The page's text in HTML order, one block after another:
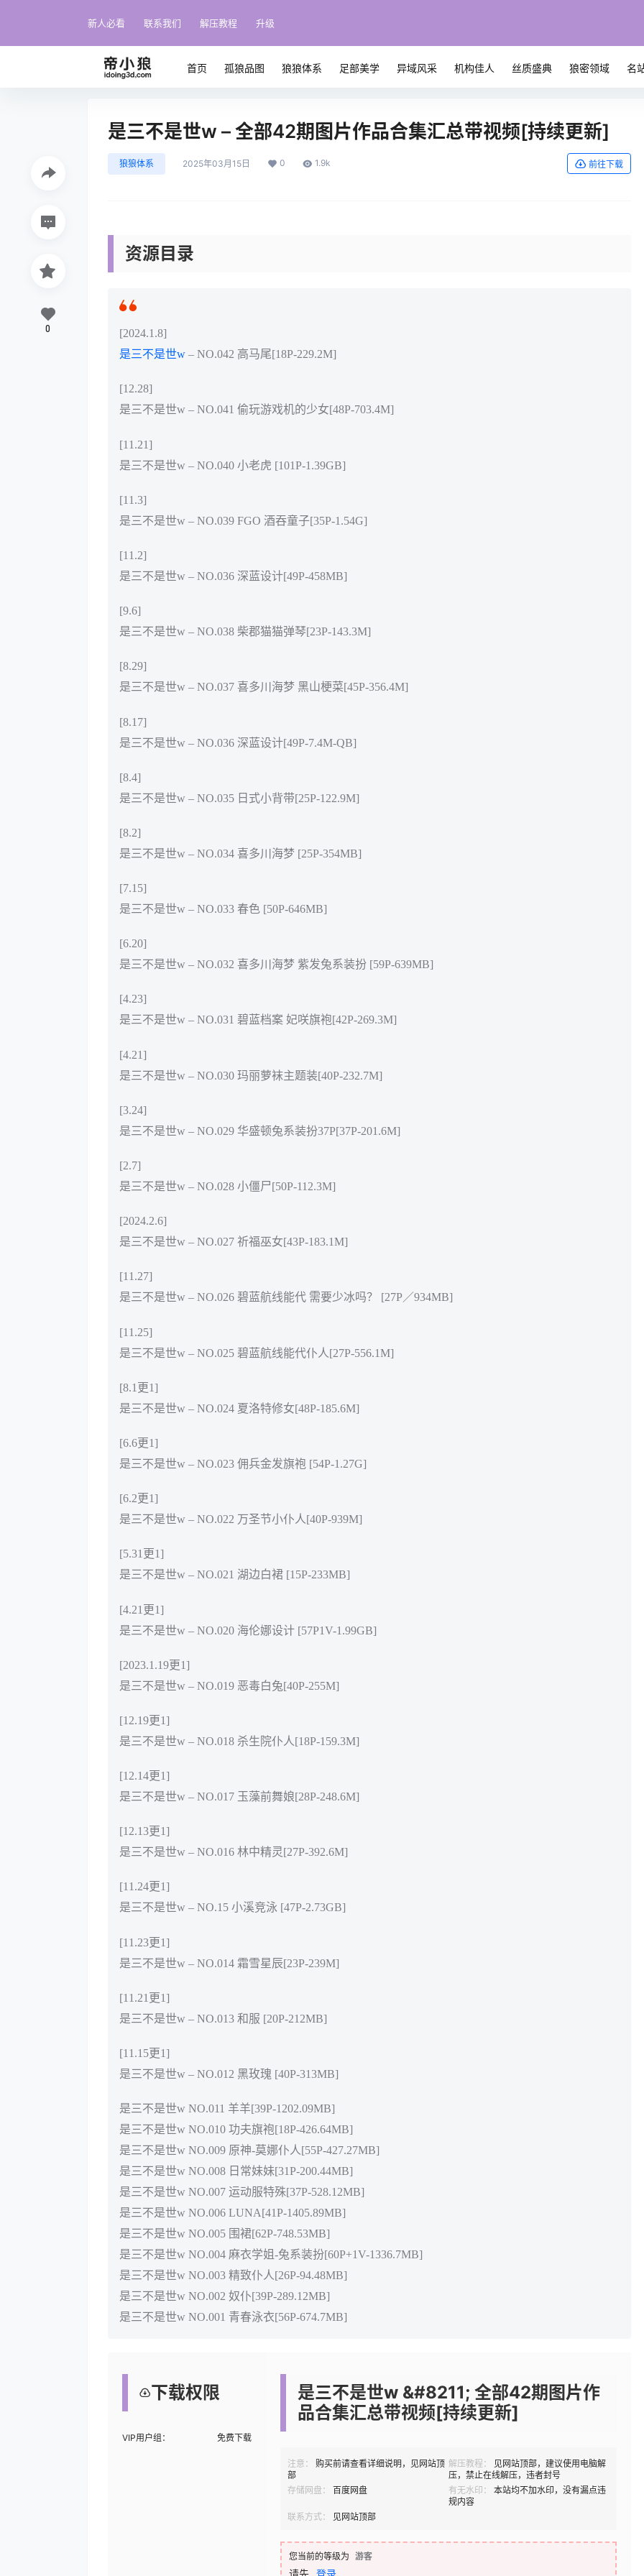
新人必看 联系我们 解压教程 升级
首页 孤狼品图 狼狼体系 足部美学 异域风采 机构佳人 丝质盛典 狼密领域 名
是三不是世w – 全部42期图片作品合集汇总带视频[持续更新]
狼狼体系 2025年03月15日 0 1.9k 前往下载
资源目录
[2024.1.8]
是三不是世w – NO.042 高马尾[18P-229.2M]
[12.28]
是三不是世w – NO.041 偷玩游戏机的少女[48P-703.4M]
[11.21]
是三不是世w – NO.040 小老虎 [101P-1.39GB]
[11.3]
是三不是世w – NO.039 FGO 酒吞童子[35P-1.54G]
[11.2]
是三不是世w – NO.036 深蓝设计[49P-458MB]
[9.6]
是三不是世w – NO.038 柴郡猫猫弹琴[23P-143.3M]
[8.29]
是三不是世w – NO.037 喜多川海梦 黑山梗菜[45P-356.4M]
[8.17]
是三不是世w – NO.036 深蓝设计[49P-7.4M-QB]
[8.4]
是三不是世w – NO.035 日式小背带[25P-122.9M]
[8.2]
是三不是世w – NO.034 喜多川海梦 [25P-354MB]
[7.15]
是三不是世w – NO.033 春色 [50P-646MB]
[6.20]
是三不是世w – NO.032 喜多川海梦 紫发兔系装扮 [59P-639MB]
[4.23]
是三不是世w – NO.031 碧蓝档案 妃咲旗袍[42P-269.3M]
[4.21]
是三不是世w – NO.030 玛丽萝袜主题装[40P-232.7M]
[3.24]
是三不是世w – NO.029 华盛顿兔系装扮37P[37P-201.6M]
[2.7]
是三不是世w – NO.028 小僵尸[50P-112.3M]
[2024.2.6]
是三不是世w – NO.027 祈福巫女[43P-183.1M]
[11.27]
是三不是世w – NO.026 碧蓝航线能代 需要少冰吗？ [27P／934MB]
[11.25]
是三不是世w – NO.025 碧蓝航线能代仆人[27P-556.1M]
[8.1更1]
是三不是世w – NO.024 夏洛特修女[48P-185.6M]
[6.6更1]
是三不是世w – NO.023 佣兵金发旗袍 [54P-1.27G]
[6.2更1]
是三不是世w – NO.022 万圣节小仆人[40P-939M]
[5.31更1]
是三不是世w – NO.021 湖边白裙 [15P-233MB]
[4.21更1]
是三不是世w – NO.020 海伦娜设计 [57P1V-1.99GB]
[2023.1.19更1]
是三不是世w – NO.019 恶毒白兔[40P-255M]
[12.19更1]
是三不是世w – NO.018 杀生院仆人[18P-159.3M]
[12.14更1]
是三不是世w – NO.017 玉藻前舞娘[28P-248.6M]
[12.13更1]
是三不是世w – NO.016 林中精灵[27P-392.6M]
[11.24更1]
是三不是世w – NO.15 小溪竞泳 [47P-2.73GB]
[11.23更1]
是三不是世w – NO.014 霜雪星辰[23P-239M]
[11.21更1]
是三不是世w – NO.013 和服 [20P-212MB]
[11.15更1]
是三不是世w – NO.012 黑玫瑰 [40P-313MB]
是三不是世w NO.011 羊羊[39P-1202.09MB]
是三不是世w NO.010 功夫旗袍[18P-426.64MB]
是三不是世w NO.009 原神-莫娜仆人[55P-427.27MB]
是三不是世w NO.008 日常妹妹[31P-200.44MB]
是三不是世w NO.007 运动服特殊[37P-528.12MB]
是三不是世w NO.006 LUNA[41P-1405.89MB]
是三不是世w NO.005 围裙[62P-748.53MB]
是三不是世w NO.004 麻衣学姐-兔系装扮[60P+1V-1336.7MB]
是三不是世w NO.003 精致仆人[26P-94.48MB]
是三不是世w NO.002 奴仆[39P-289.12MB]
是三不是世w NO.001 青春泳衣[56P-674.7MB]
下载权限
VIP用户组： 免费下载
是三不是世w &#8211; 全部42期图片作
品合集汇总带视频[持续更新]
注意：
购买前请查看详细说明，见网站顶
部
解压教程：
见网站顶部，建议使用电脑解
压，禁止在线解压，违者封号
存储网盘：
百度网盘 有无水印：
本站均不加水印，没有漏点违
规内容
联系方式：
见网站顶部
您当前的等级为 游客
0